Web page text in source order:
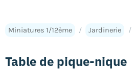
Miniatures 1/12ème / Jardinerie /
Table de pique-nique